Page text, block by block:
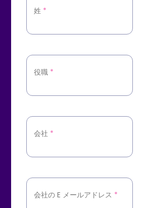
姓 *
役職 *
会社 *
会社の E メールアドレス *